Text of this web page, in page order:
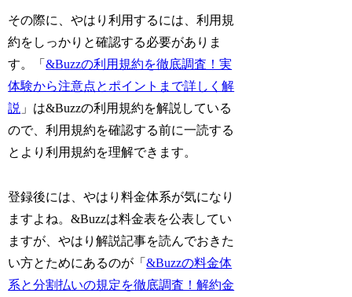
その際に、やはり利用するには、利用規
約をしっかりと確認する必要がありま
す。「&Buzzの利用規約を徹底調査！実
体験から注意点とポイントまで詳しく解
説 」は&Buzzの利用規約を解説している
ので、利用規約を確認する前に一読する
とより利用規約を理解できます。
登録後には、やはり料金体系が気になり
ますよね。&Buzzは料金表を公表してい
ますが、やはり解説記事を読んでおきた
い方とためにあるのが「&Buzzの料金体
系と分割払いの規定を徹底調査！解約金